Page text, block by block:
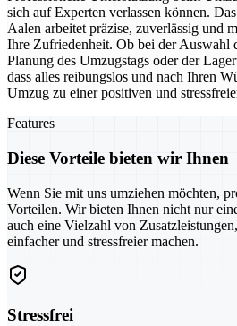
sich auf Experten verlassen können.
Aalen arbeitet präzise, zuverlässig und
Ihre Zufriedenheit. Ob bei der Auswahl
Planung des Umzugstags oder der
dass alles reibungslos und nach Ihren
Umzug zu einer positiven und
Features
Diese Vorteile bieten wir Ihnen
Wenn Sie mit uns umziehen möchten,
Vorteilen. Wir bieten Ihnen nicht nur
auch eine Vielzahl von
einfacher und stressfreier machen.
Stressfrei